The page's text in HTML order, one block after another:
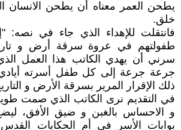
يطحن العمر معناه أن يطحن الانسان
خلق.
فانتقلت للإهداء الذي جاء في
طفولتهم في عروة سرقة أرض و
سرني أن يهدي الكاتب هذا العمل
جرعة جرعة إلى كل طفل أسرته أيادي
ذلك الإقرار المرير بسرقة الأرض و
في التقديم نرى الكاتب الذي صمت
و الاحساس بالغبن و ضيق الأفق،
بوابات الأسر في أم الحكايات